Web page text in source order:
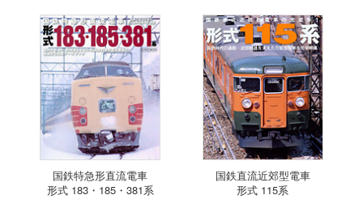
国鉄特急形直流電車
形式 183・185・381系
国鉄直流近郊型電車
形式 115系